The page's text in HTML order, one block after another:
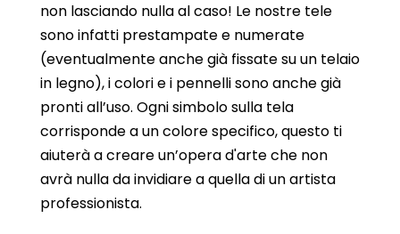
non lasciando nulla al caso! Le nostre tele
sono infatti prestampate e numerate
(eventualmente anche già fissate su un telaio
in legno), i colori e i pennelli sono anche già
pronti all’uso. Ogni simbolo sulla tela
corrisponde a un colore specifico, questo ti
aiuterà a creare un’opera d'arte che non
avrà nulla da invidiare a quella di un artista
professionista.